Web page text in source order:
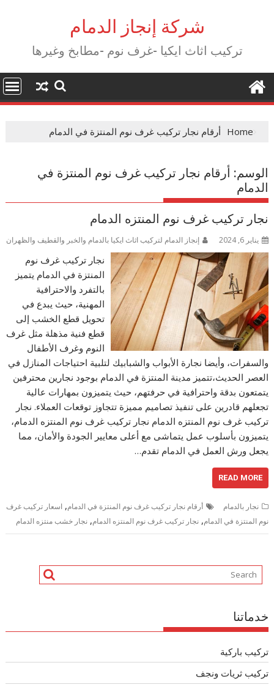
شركة إنجاز الدمام
تركيب اثاث ايكيا -غرف نوم -مطابخ وغيرها
Home أرقام نجار تركيب غرف نوم المنتزة في الدمام
الوسم: أرقام نجار تركيب غرف نوم المنتزة في
الدمام
نجار تركيب غرف نوم المنتزه الدمام
يناير 6, 2024 إنجاز الدمام لتركيب اثاث ايكيا بالدمام والخبر والقطيف والظهران
نجار تركيب غرف نوم
المنتزة في الدمام يتميز
بالتفرد والاحترافية
المهنية، حيث يبدع في
تحويل قطع الخشب إلى
قطع فنية مذهلة مثل غرف
النوم وغرف الأطفال
والسفرات، وأيضا نجارة الأبواب والشبابيك لتلبية احتياجات المنازل في
العصر الحديث،تتميز مدينة المنتزة في الدمام بوجود نجارين محترفين
يتمتعون بدقة واحترافية في حرفتهم، حيث يتميزون بمهارات عالية
تجعلهم قادرين على تنفيذ تصاميم مميزة تتجاوز توقعات العملاء. نجار
تركيب غرف نوم المنتزه الدمام نجار تركيب غرف نوم المنتزه الدمام،
يتميزون بأسلوب عمل يتماشى مع أعلى معايير الجودة والأمان، مما
يجعل ورش العمل في الدمام تقدم…
READ MORE
نجار بالدمام أرقام نجار تركيب غرف نوم المنتزة في الدمام,اسعار تركيب غرف
نوم المنتزة في الدمام,نجار تركيب غرف نوم المنتزه الدمام,نجار خشب منتزه الدمام
خدماتنا
تركيب باركية
تركيب ثريات ونجف